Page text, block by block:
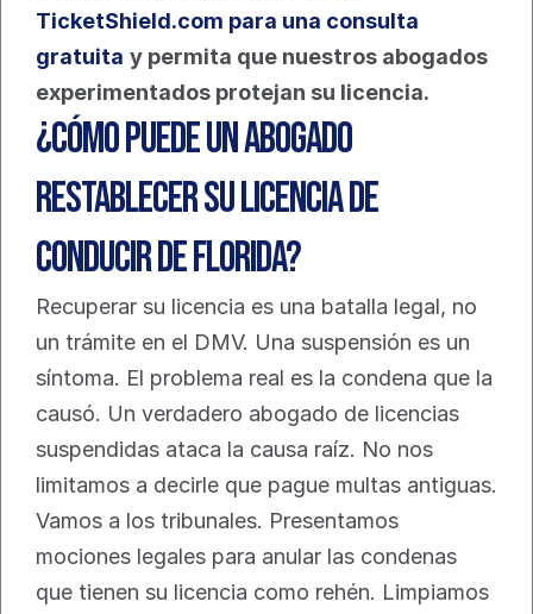
TicketShield.com para una consulta
gratuita y permita que nuestros abogados
experimentados protejan su licencia.
¿Cómo puede un abogado
restablecer su licencia de
conducir de Florida?
Recuperar su licencia es una batalla legal, no
un trámite en el DMV. Una suspensión es un
síntoma. El problema real es la condena que la
causó. Un verdadero abogado de licencias
suspendidas ataca la causa raíz. No nos
limitamos a decirle que pague multas antiguas.
Vamos a los tribunales. Presentamos
mociones legales para anular las condenas
que tienen su licencia como rehén. Limpiamos